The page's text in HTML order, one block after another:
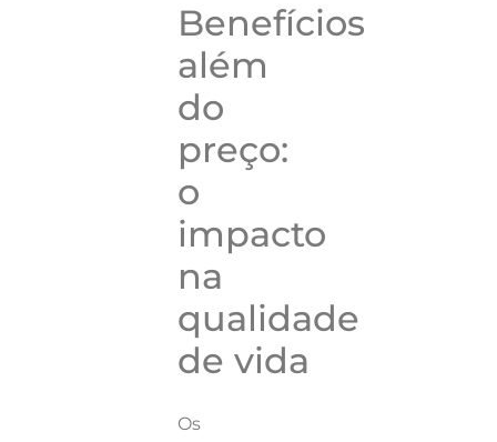
Benefícios
além
do
preço:
o
impacto
na
qualidade
de vida
Os